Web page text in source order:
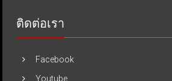
ติดต่อเรา
Facebook
Youtube